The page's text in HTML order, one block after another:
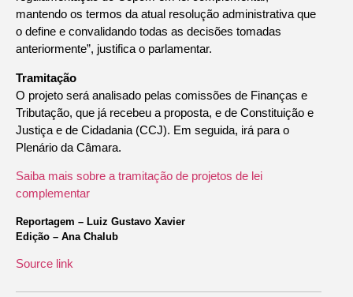
mantendo os termos da atual resolução administrativa que
o define e convalidando todas as decisões tomadas
anteriormente”, justifica o parlamentar.
Tramitação
O projeto será analisado pelas comissões de Finanças e
Tributação, que já recebeu a proposta, e de Constituição e
Justiça e de Cidadania (CCJ). Em seguida, irá para o
Plenário da Câmara.
Saiba mais sobre a tramitação de projetos de lei
complementar
Reportagem – Luiz Gustavo Xavier
Edição – Ana Chalub
Source link